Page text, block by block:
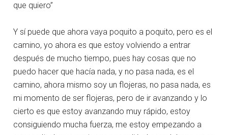
que quiero”
Y sí puede que ahora vaya poquito a poquito, pero es el
camino, yo ahora es que estoy volviendo a entrar
después de mucho tiempo, pues hay cosas que no
puedo hacer que hacía nada, y no pasa nada, es el
camino, ahora mismo soy un flojeras, no pasa nada, es
mi momento de ser flojeras, pero de ir avanzando y lo
cierto es que estoy avanzando muy rápido, estoy
consiguiendo mucha fuerza, me estoy empezando a